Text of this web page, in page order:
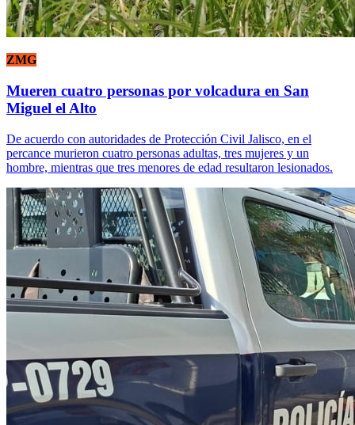
ZMG
Mueren cuatro personas por volcadura en San
Miguel el Alto
De acuerdo con autoridades de Protección Civil Jalisco, en el
percance murieron cuatro personas adultas, tres mujeres y un
hombre, mientras que tres menores de edad resultaron lesionados.